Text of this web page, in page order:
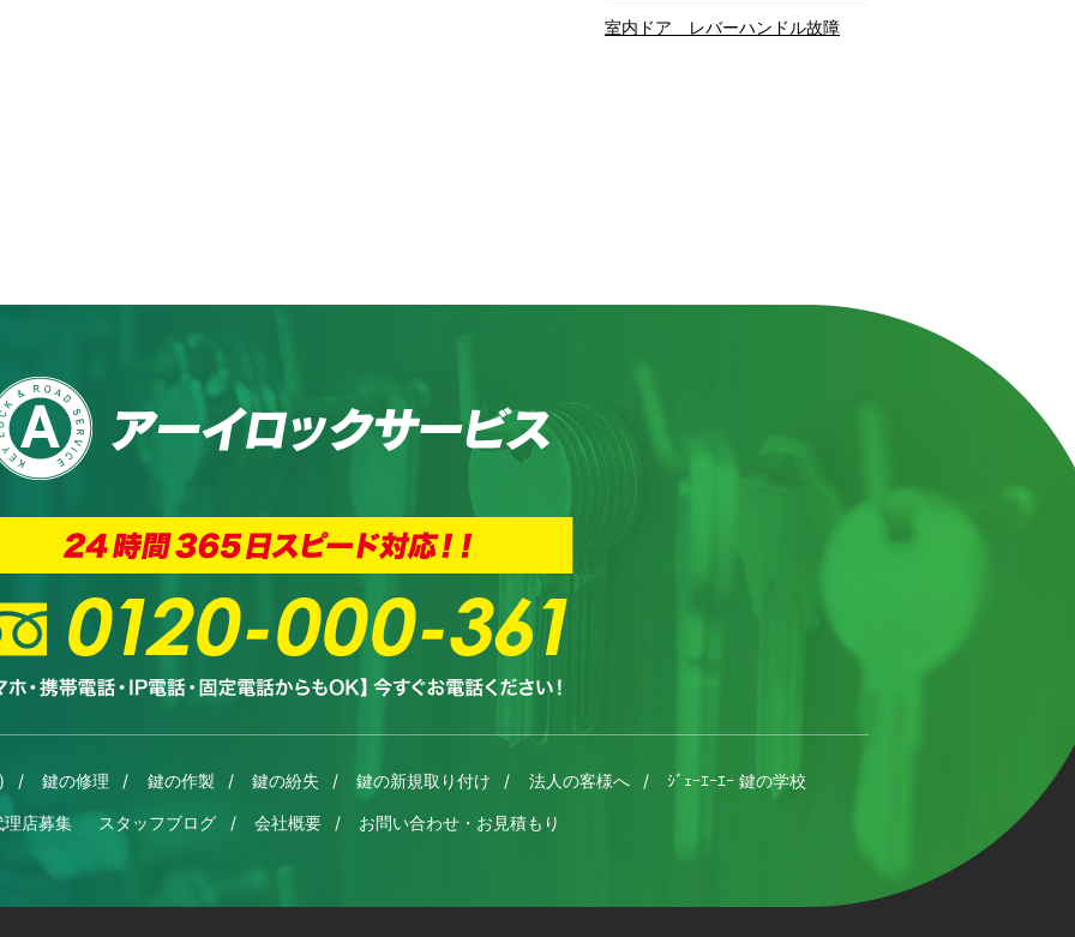
室内ドア レバーハンドル故障
鍵の修理 鍵の作製 鍵の紛失 鍵の新規取り付け 法人の客様へ ｼﾞｪｰｴｰｴｰ 鍵の学校
理店募集 スタッフブログ 会社概要 お問い合わせ・お見積もり